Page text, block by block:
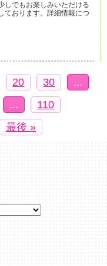
しでもお楽しみいただける
ております。詳細情報につ
20 30
...
...
110
最後 »